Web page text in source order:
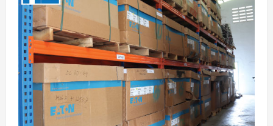
Sistem
Hidrolik
Truck